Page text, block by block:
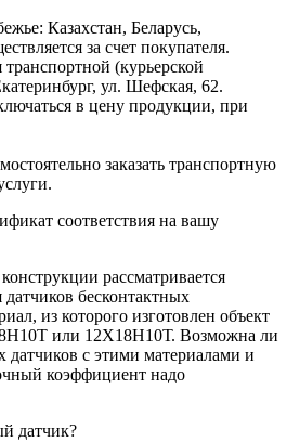
Казахстан, Беларусь,
за счет покупателя.
транспортной (курьерской
ул. Шефская, 62.
в цену продукции, при
заказать транспортную
соответствия на вашу
рассматривается
бесконтактных
из которого изготовлен объект
или 12Х18Н10Т. Возможна ли
датчиков с этими материалами и
коэффициент надо
датчик?